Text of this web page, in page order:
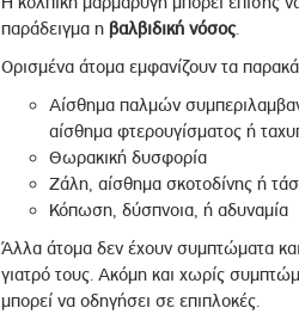
παράδειγμα η βαλβιδική νόσος.
Ορισμένα άτομα εμφανίζουν τα
Αίσθημα παλμών
αίσθημα φτερουγίσματος ή
Θωρακική δυσφορία
Ζάλη, αίσθημα σκοτοδίνης ή
Κόπωση, δύσπνοια, ή αδυναμία
Άλλα άτομα δεν έχουν συμπτώματα
γιατρό τους. Ακόμη και χωρίς
μπορεί να οδηγήσει σε επιπλοκές.